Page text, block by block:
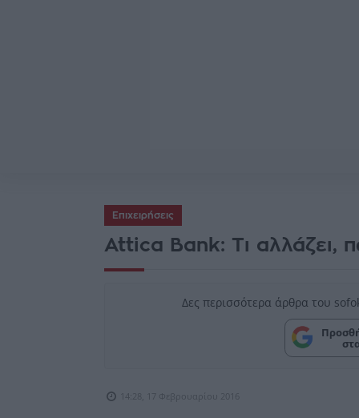
Επιχειρήσεις
Attica Bank: Τι αλλάζει,
Δες περισσότερα άρθρα του
14:28, 17 Φεβρουαρίου 2016